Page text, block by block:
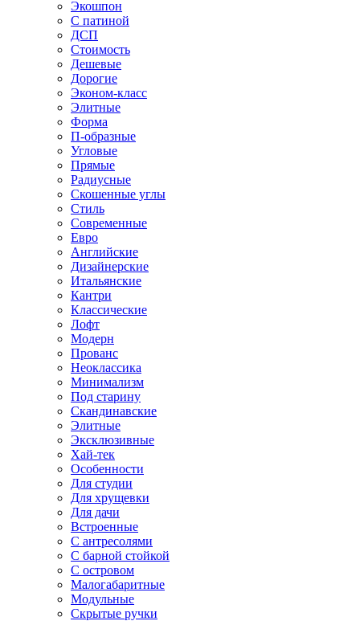
Экошпон
С патиной
ДСП
Стоимость
Дешевые
Дорогие
Эконом-класс
Элитные
Форма
П-образные
Угловые
Прямые
Радиусные
Скошенные углы
Стиль
Современные
Евро
Английские
Дизайнерские
Итальянские
Кантри
Классические
Лофт
Модерн
Прованс
Неоклассика
Минимализм
Под старину
Скандинавские
Элитные
Эксклюзивные
Хай-тек
Особенности
Для студии
Для хрущевки
Для дачи
Встроенные
С антресолями
С барной стойкой
С островом
Малогабаритные
Модульные
Скрытые ручки